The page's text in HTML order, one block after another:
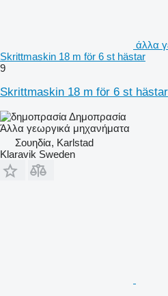
άλλα
Skrittmaskin 18 m för 6 st hästar
9
Skrittmaskin 18 m för 6 st hästar
Δημοπρασία
Άλλα γεωργικά μηχανήματα
Σουηδία, Karlstad
Klaravik Sweden